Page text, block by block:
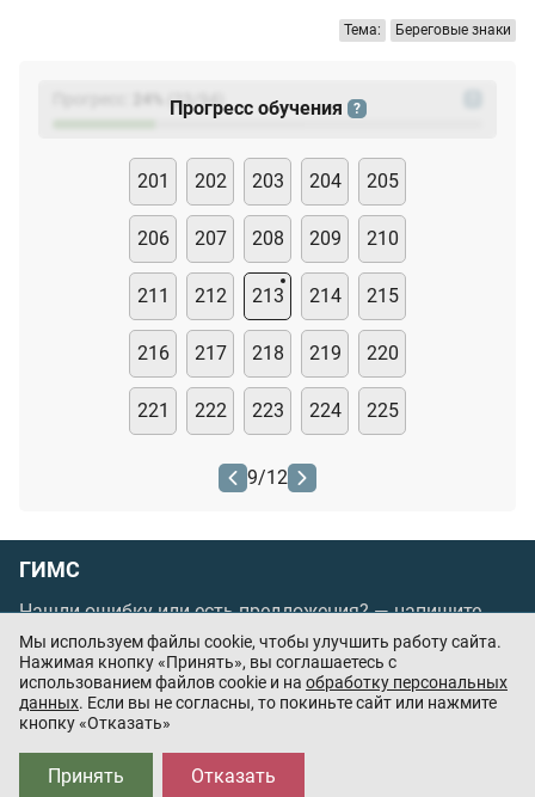
Тема: Береговые знаки
(23
Прогресс обучения ?
201 202 203 204 205
206 207 208 209 210
211 212 213 214 215
216 217 218 219 220
221 222 223 224 225
9/12
ГИМС
Нашли ошибку или есть предложения? —напишите
нам
Порядок проведения оплаты по банковским
картам/Цены/Оферта
Приложения партнёров:
Мы используем файлы cookie, чтобы улучшить работу сайта.
Нажимая кнопку «Принять», вы соглашаетесь с
использованием файлов cookie и на обработку персональных
данных. Если вы не согласны, то покиньте сайт или нажмите
кнопку «Отказать»
Отказать
Принять